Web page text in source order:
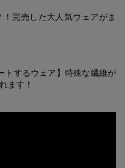
完売した大人気ウェアがま
トするウェア】特殊な繊維が
ます！